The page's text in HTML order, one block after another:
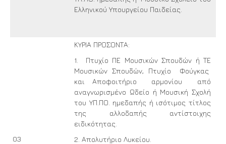
Ελληνικού Υπουργείου Παιδείας.
03
ΚΥΡΙΑ ΠΡΟΣΟΝΤΑ:
1. Πτυχίο ΠΕ Μουσικών Σπουδών ή ΤΕ
Μουσικών Σπουδών, Πτυχίο Φούγκας
και Αποφοιτήριο αρμονίου από
αναγνωρισμένο Ωδείο ή Μουσική Σχολή
του ΥΠ.ΠΟ. ημεδαπής ή ισότιμος τίτλος
της αλλοδαπής αντίστοιχης
ειδικότητας.
2. Απολυτήριο Λυκείου.